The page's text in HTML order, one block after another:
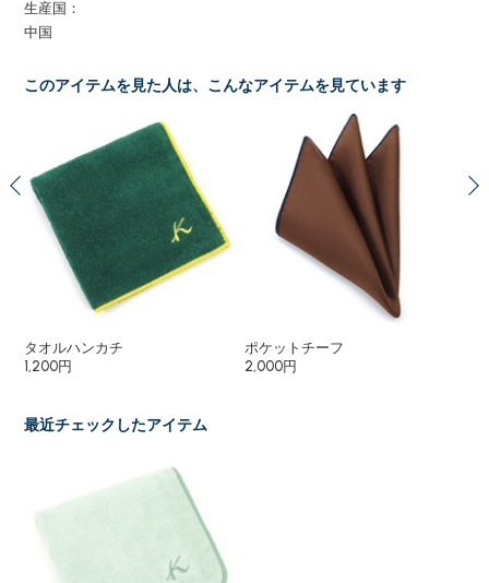
生産国：
中国
このアイテムを見た人は、こんなアイテムを見ています
タオルハンカチ
1,200円
ポケットチーフ
2,000円
最近チェックしたアイテム